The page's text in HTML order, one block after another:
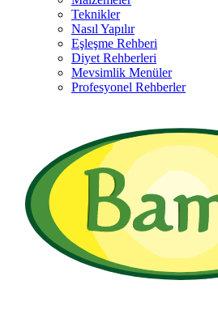
Teknikler
Nasıl Yapılır
Eşleşme Rehberi
Diyet Rehberleri
Mevsimlik Menüler
Profesyonel Rehberler